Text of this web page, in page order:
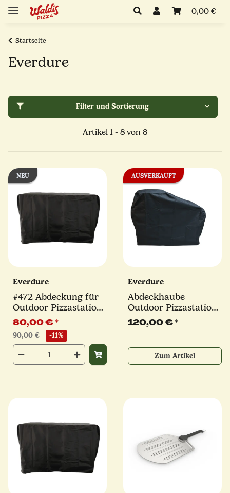
0,00 €
Startseite
Everdure
Filter und Sortierung
Artikel 1 - 8 von 8
NEU
Everdure
#472 Abdeckung für
Outdoor Pizzastation
| Everdure
80,00 €*
90,00 € -11%
AUSVERKAUFT
Everdure
Abdeckhaube
Outdoor Pizzastation
+ KILN Pizzaofen |
Everdure
120,00 €*
Zum Artikel